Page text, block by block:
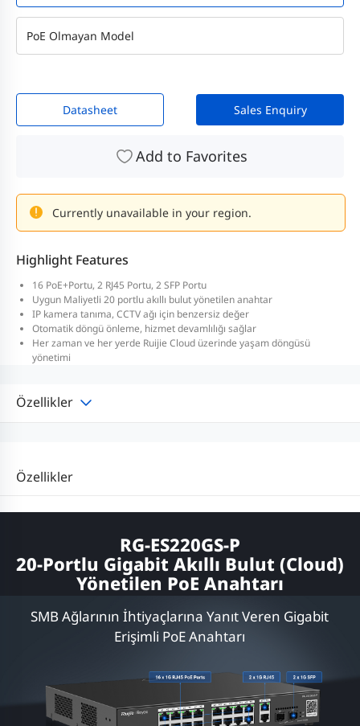
PoE Olmayan Model
Datasheet Sales Enquiry
Add to Favorites
Currently unavailable in your region.
Highlight Features
16 PoE+Portu, 2 RJ45 Portu, 2 SFP Portu
Uygun Maliyetli 20 portlu akıllı bulut yönetilen anahtar
IP kamera tanıma, CCTV ağı için benzersiz değer
Otomatik döngü önleme, hizmet devamlılığı sağlar
Her zaman ve her yerde Ruijie Cloud üzerinde yaşam döngüsü
yönetimi
Özellikler
Özellikler
RG-ES220GS-P
20-Portlu Gigabit Akıllı Bulut (Cloud)
Yönetilen PoE Anahtarı
SMB Ağlarının İhtiyaçlarına Yanıt Veren Gigabit
Erişimli PoE Anahtarı